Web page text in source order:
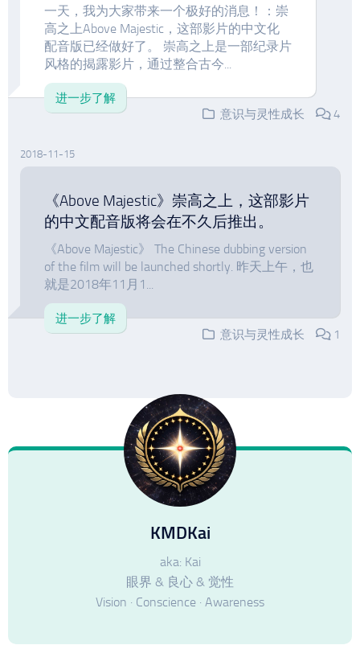
一天，我为大家带来一个极好的消息！：崇
高之上Above Majestic，这部影片的中文化
配音版已经做好了。 崇高之上是一部纪录片
风格的揭露影片，通过整合古今...
进一步了解
意识与灵性成长
4
2018-11-15
《Above Majestic》崇高之上，这部影片
的中文配音版将会在不久后推出。
《Above Majestic》 The Chinese dubbing version
of the film will be launched shortly. 昨天上午，也
就是2018年11月1...
进一步了解
意识与灵性成长
1
KMDKai
aka: Kai
眼界 & 良心 & 觉性
Vision · Conscience · Awareness